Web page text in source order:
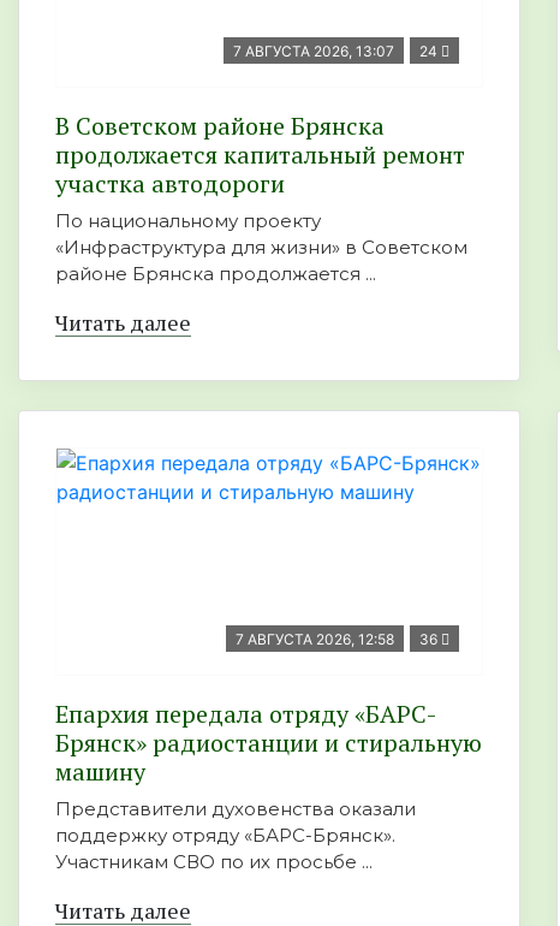
7 АВГУСТА 2026, 13:07 24
В Советском районе Брянска
продолжается капитальный ремонт
участка автодороги
По национальному проекту
«Инфраструктура для жизни» в Советском
районе Брянска продолжается ...
Читать далее
7 АВГУСТА 2026, 12:58 36
Епархия передала отряду «БАРС-
Брянск» радиостанции и стиральную
машину
Представители духовенства оказали
поддержку отряду «БАРС-Брянск».
Участникам СВО по их просьбе ...
Читать далее